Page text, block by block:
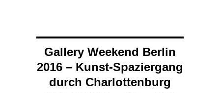
Gallery Weekend Berlin
2016 – Kunst-Spaziergang
durch Charlottenburg